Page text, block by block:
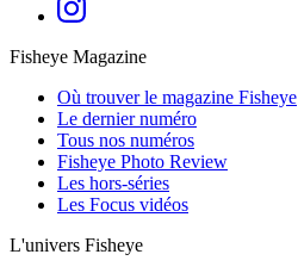
Fisheye Magazine
Où trouver le magazine Fisheye
Le dernier numéro
Tous nos numéros
Fisheye Photo Review
Les hors-séries
Les Focus vidéos
L'univers Fisheye